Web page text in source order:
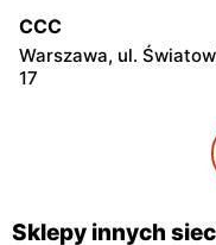
CCC
Warszawa, ul.
17
Warszawa, ul.
CCC
Sklepy innych